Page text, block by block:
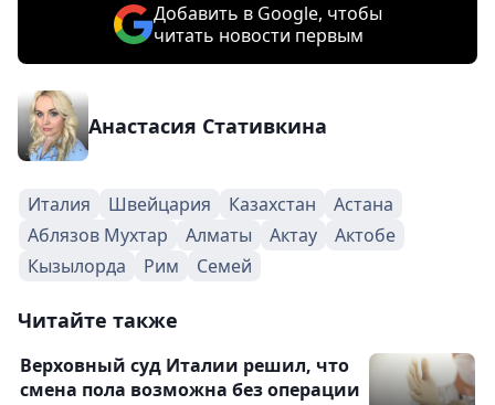
Добавить в Google, чтобы
читать новости первым
Анастасия Стативкина
Италия Швейцария Казахстан
Астана
Аблязов Мухтар
Алматы Актау
Актобе
Кызылорда
Рим Семей
Читайте также
Верховный суд Италии решил, что
смена пола возможна без операции